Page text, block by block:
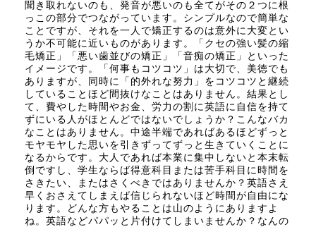
聞き取れないのも、発音が悪いのも全てがその２つに根
っこの部分でつながっています。シンプルなので簡単な
ことですが、それを一人で矯正するのは意外に大変とい
うか不可能に近いものがあります。「クセの強い髪の縮
毛矯正」「悪い歯並びの矯正」「音痴の矯正」といった
イメージです。「何事もコツコツ」は大切で、美徳でも
ありますが、同時に「的外れな努力」をコツコツと継続
していることほど間抜けなことはありません。結果とし
て、費やした時間やお金、労力の割に英語に自信を持て
ずにいる人がほとんどではないでしょうか？こんなバカ
なことはありません。中途半端であればあるほどずっと
モヤモヤした思いを引きずってずっと生きていくことに
なるからです。大人であれば本業に集中しないと本末転
倒ですし、学生ならば得意科目または苦手科目に時間を
さきたい、またはさくべきではありませんか？英語さえ
早くおさえてしまえば信じられないほど時間が自由にな
ります。どんな方もやることは山のようにありますよ
ね。英語などパパッと片付けてしまいませんか？なんの